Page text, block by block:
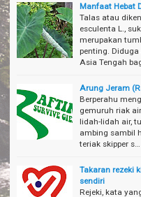
Manfaat Hebat
Talas atau
esculenta L.,
merupakan
penting.
Asia Tengah
Arung Jeram
Berperahu
gemuruh riak
lidah-lidah air,
ambing sambil
teriak skipper s…
Takaran rezeki
sendiri
Rejeki, kata